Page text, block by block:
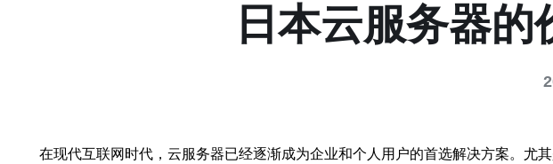
日本云服务器
在现代互联网时代，云服务器已经逐渐成为企业和个人用户的首选解决方案。尤